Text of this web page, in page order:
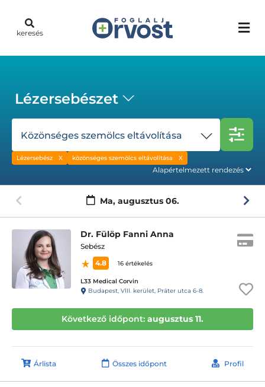
keresés
Lézersebészet
Közönséges szemölcs eltávolítása
Lézersebész közönséges szemölcs eltávolítása
Ma, augusztus 06.
Dr. Fülöp Fanni Anna
Sebész
4.8
16 értékelés
L33 Medical Corvin
Budapest, VIII. kerület, Práter utca 6-8.
Következő időpont: augusztus 11.
Árlista Összes időpont Profil